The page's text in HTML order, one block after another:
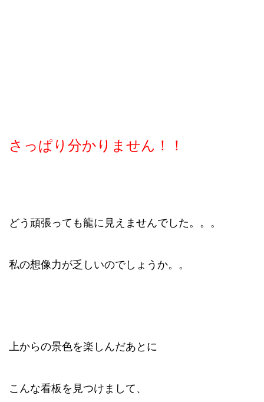
さっぱり分かりません！！
どう頑張っても龍に見えませんでした。。。
私の想像力が乏しいのでしょうか。。
上からの景色を楽しんだあとに
こんな看板を見つけまして、